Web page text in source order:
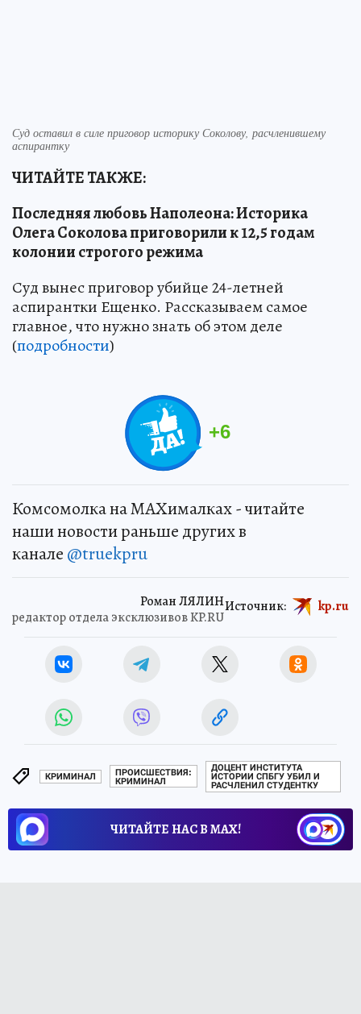
Суд оставил в силе приговор историку Соколову, расчленившему
аспирантку
ЧИТАЙТЕ ТАКЖЕ:
Последняя любовь Наполеона: Историка
Олега Соколова приговорили к 12,5 годам
колонии строгого режима
Суд вынес приговор убийце 24-летней
аспирантки Ещенко. Рассказываем самое
главное, что нужно знать об этом деле
(подробности)
+6
Комсомолка на MAXималках - читайте
наши новости раньше других в
канале @truekpru
Роман ЛЯЛИН
редактор отдела эксклюзивов KP.RU
Источник: kp.ru
КРИМИНАЛ
ПРОИСШЕСТВИЯ:
КРИМИНАЛ
ДОЦЕНТ ИНСТИТУТА
ИСТОРИИ СПБГУ УБИЛ И
РАСЧЛЕНИЛ СТУДЕНТКУ
ЧИТАЙТЕ НАС В МАХ!